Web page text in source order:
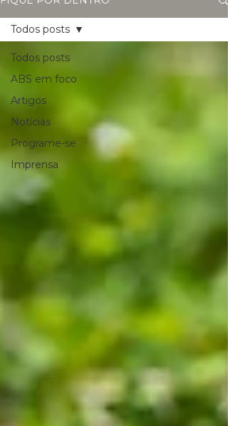
Todos posts
ABS em foco
Artigos
Notícias
Programe-se
Imprensa
Todos posts